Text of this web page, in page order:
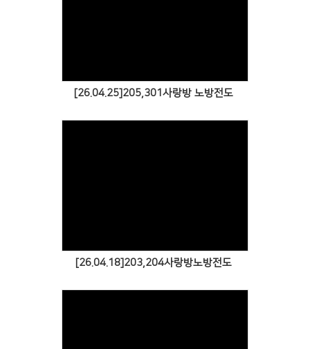
[26.04.25]205,301사랑방 노방전도
[26.04.18]203,204사랑방노방전도